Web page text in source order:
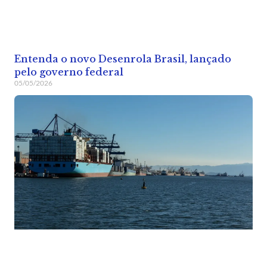
Entenda o novo Desenrola Brasil, lançado
pelo governo federal
05/05/2026